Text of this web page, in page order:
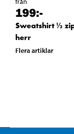
199:-
Sweatshirt ½
herr
Flera artiklar